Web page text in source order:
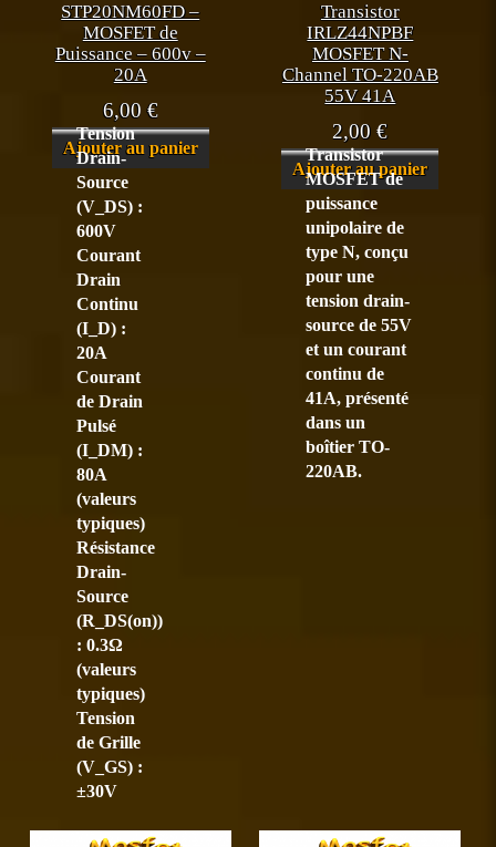
STP20NM60FD –
MOSFET de
Puissance – 600v –
20A
6,00€
Ajouter au panier
Tension
Drain-
Source
(V_DS) :
600V
Courant
Drain
Continu
(I_D) :
20A
Courant
de Drain
Pulsé
(I_DM) :
80A
(valeurs
typiques)
Résistance
Drain-
Source
(R_DS(on))
: 0.3Ω
(valeurs
typiques)
Tension
de Grille
(V_GS) :
±30V
Transistor
IRLZ44NPBF
MOSFET N-
Channel TO-220AB
55V 41A
2,00€
Ajouter au panier
Transistor
MOSFET de
puissance
unipolaire de
type N, conçu
pour une
tension drain-
source de 55V
et un courant
continu de
41A, présenté
dans un
boîtier TO-
220AB.